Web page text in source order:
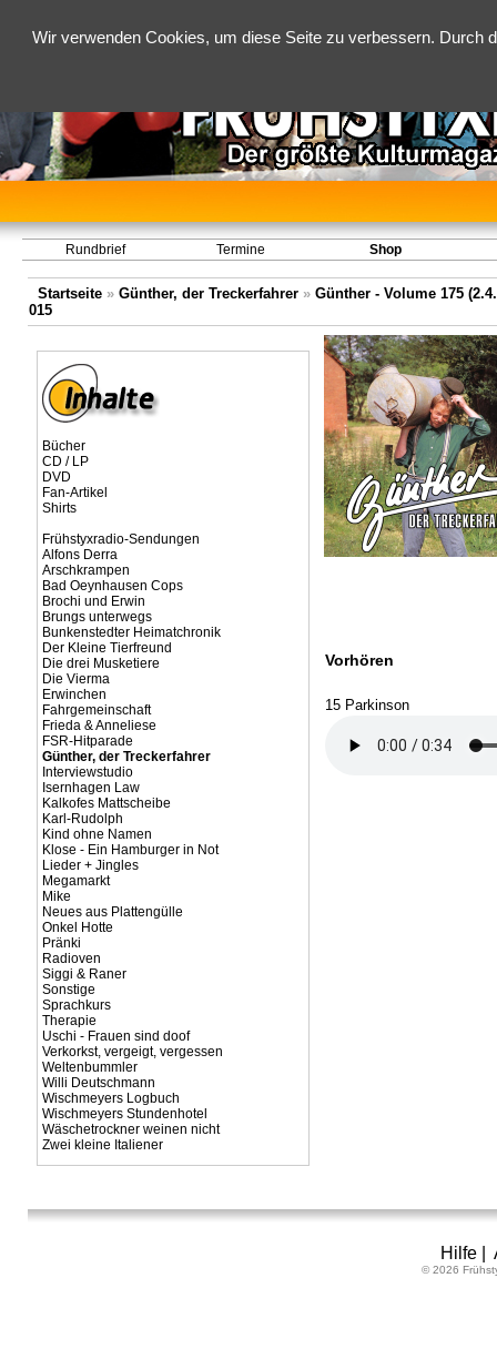
Wir verwenden Cookies, um diese Seite zu verbessern.
Rundbrief Termine Shop
Startseite» Günther, der Treckerfahrer» Günther - Volume 175
015
Bücher
CD / LP
DVD
Fan-Artikel
Shirts
Frühstyxradio-Sendungen
Alfons Derra
Arschkrampen
Bad Oeynhausen Cops
Brochi und Erwin
Brungs unterwegs
Bunkenstedter Heimatchronik
Der Kleine Tierfreund
Die drei Musketiere
Die Vierma
Erwinchen
Fahrgemeinschaft
Frieda & Anneliese
FSR-Hitparade
Günther, der Treckerfahrer
Interviewstudio
Isernhagen Law
Kalkofes Mattscheibe
Karl-Rudolph
Kind ohne Namen
Klose - Ein Hamburger in Not
Lieder + Jingles
Megamarkt
Mike
Neues aus Plattengülle
Onkel Hotte
Pränki
Radioven
Siggi & Raner
Sonstige
Sprachkurs
Therapie
Uschi - Frauen sind doof
Verkorkst, vergeigt, vergessen
Weltenbummler
Willi Deutschmann
Wischmeyers Logbuch
Wischmeyers Stundenhotel
Wäschetrockner weinen nicht
Zwei kleine Italiener
Vorhören
15 Parkinson
Hilfe|
© 2026